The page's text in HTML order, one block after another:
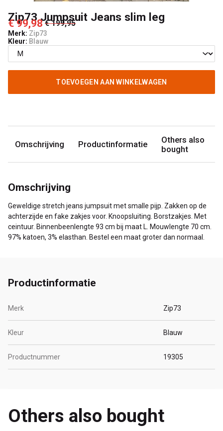
Zip73 Jumpsuit Jeans slim leg
€ 99,98 € 199,95
Merk: Zip73
Kleur: Blauw
TOEVOEGEN AAN WINKELWAGEN
Omschrijving Productinformatie
Others also
bought
Omschrijving
Geweldige stretch jeans jumpsuit met smalle pijp. Zakken op de
achterzijde en fake zakjes voor. Knoopsluiting. Borstzakjes. Met
ceintuur. Binnenbeenlengte 93 cm bij maat L. Mouwlengte 70 cm.
97% katoen, 3% elasthan. Bestel een maat groter dan normaal.
Productinformatie
Merk Zip73
Kleur Blauw
Productnummer 19305
Others also bought